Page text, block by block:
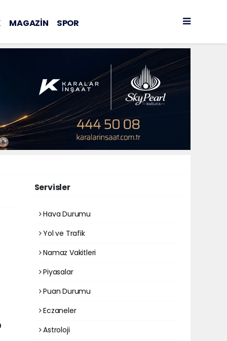
MAGAZİN SPOR
Servisler
Hava Durumu
Yol ve Trafik
Namaz Vakitleri
Piyasalar
Puan Durumu
Eczaneler
Astroloji